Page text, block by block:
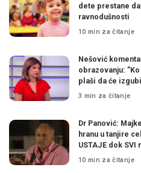
dete prestane
ravnodušnosti
10 min za čitanje
Nešović
obrazovanju:
plaši da će
3 min za čitanje
Dr Panović:
hranu u tanjire
USTAJE dok
10 min za čitanje